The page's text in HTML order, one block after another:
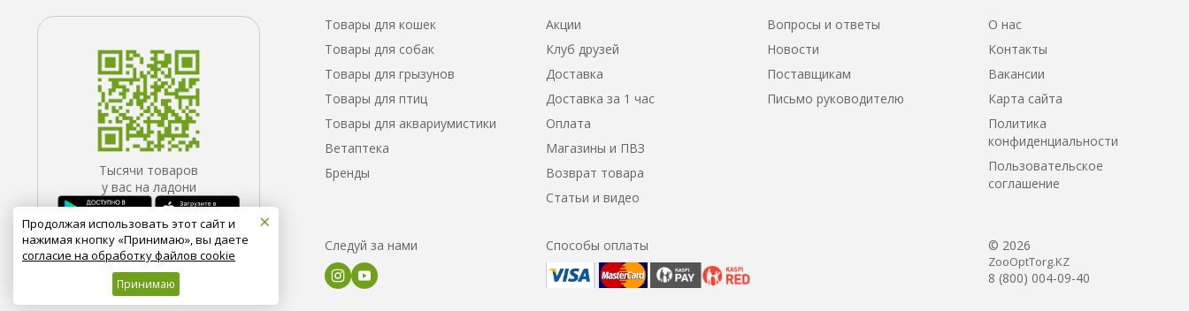
Тысячи товаров
у вас на ладони
Товары для кошек
Товары для собак
Товары для грызунов
Товары для птиц
Товары для аквариумистики
Ветаптека
Бренды
Акции
Клуб друзей
Доставка
Доставка за 1 час
Оплата
Магазины и ПВЗ
Возврат товара
Статьи и видео
Вопросы и ответы
Новости
Поставщикам
Письмо руководителю
О нас
Контакты
Вакансии
Карта сайта
Политика
конфиденциальности
Пользовательское
соглашение
Следуй за нами Способы оплаты © 2026
ZooOptTorg.KZ
8 (800) 004-09-40
×
Продолжая использовать этот сайт и
нажимая кнопку «Принимаю», вы даете
согласие на обработку файлов cookie
Принимаю